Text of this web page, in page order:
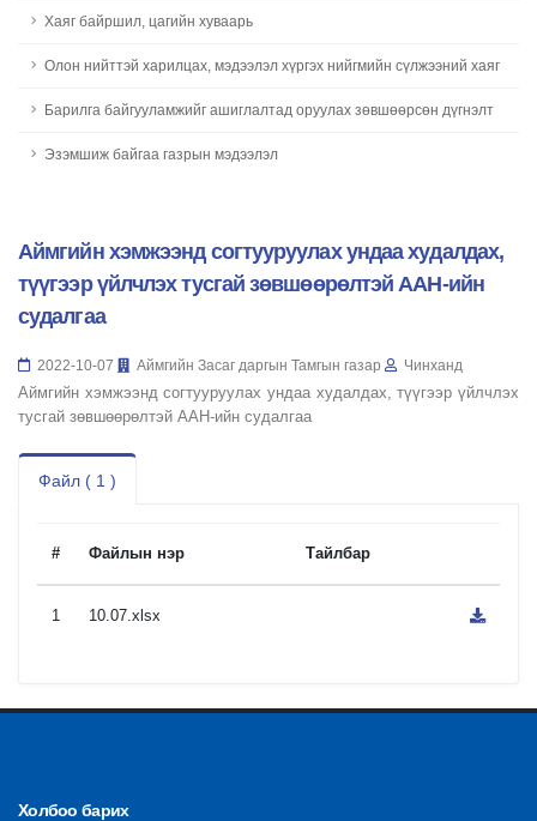
Хаяг байршил, цагийн хуваарь
Олон нийттэй харилцах, мэдээлэл хүргэх нийгмийн сүлжээний хаяг
Барилга байгууламжийг ашиглалтад оруулах зөвшөөрсөн дүгнэлт
Эзэмшиж байгаа газрын мэдээлэл
Аймгийн хэмжээнд согтууруулах ундаа худалдах,
түүгээр үйлчлэх тусгай зөвшөөрөлтэй ААН-ийн
судалгаа
2022-10-07 Аймгийн Засаг даргын Тамгын газар Чинханд
Аймгийн хэмжээнд согтууруулах ундаа худалдах, түүгээр үйлчлэх
тусгай зөвшөөрөлтэй ААН-ийн судалгаа
Файл ( 1 )
# Файлын нэр Тайлбар
1 10.07.xlsx
Холбоо барих